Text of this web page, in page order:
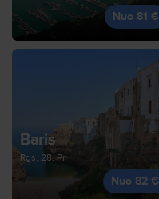
Nuo 81 €
Baris
Rgs, 28, Pr
Nuo 82 €